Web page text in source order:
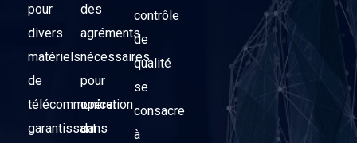
pour
divers
matériels
de
télécommunication
garantissant
des
agréments
nécessaires
pour
opérer
dans
contrôle
de
qualité
se
consacre
à